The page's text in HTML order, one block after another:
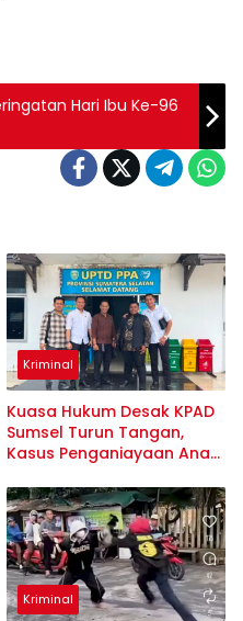
Hari Ibu Ke-96
Kriminal
Kuasa Hukum Desak KPAD
Sumsel Turun Tangan,
Kasus Penganiayaan Anak
Kriminal